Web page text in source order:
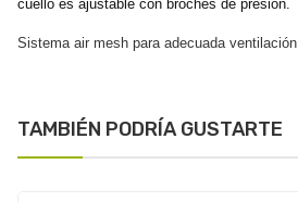
cuello es ajustable con broches de presión.
Sistema air mesh para adecuada ventilación.
TAMBIÉN PODRÍA GUSTARTE